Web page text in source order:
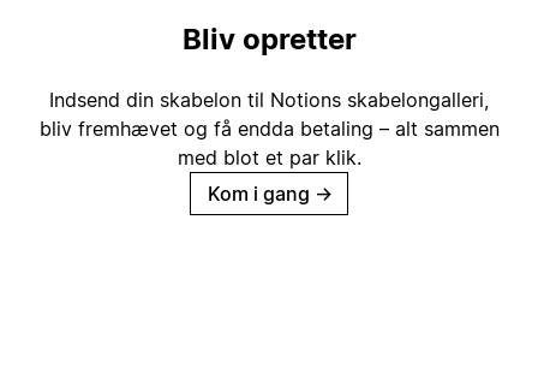
Bliv opretter
Indsend din skabelon til Notions skabelongalleri,
bliv fremhævet og få endda betaling – alt sammen
med blot et par klik.
Kom i gang →